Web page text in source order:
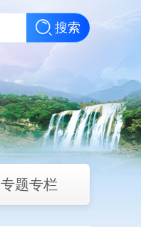
搜索
专题专栏